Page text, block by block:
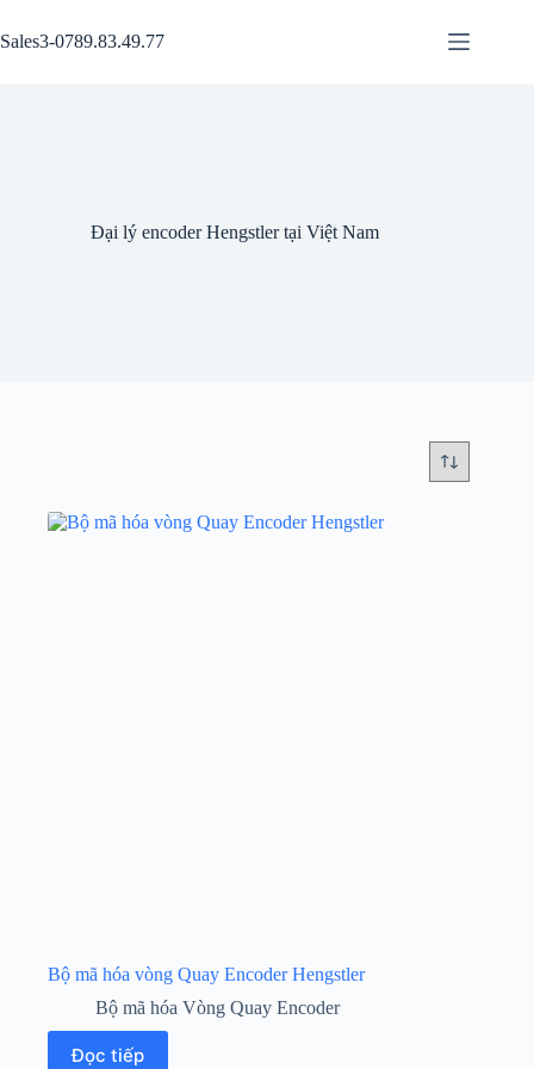
đến
phần
Sales3-0789.83.49.77
Đại lý encoder Hengstler tại Việt Nam
Bộ mã hóa vòng Quay Encoder Hengstler
Bộ mã hóa Vòng Quay Encoder
Đọc tiếp